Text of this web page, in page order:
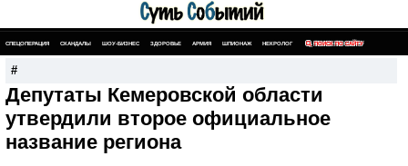
СПЕЦОПЕРАЦИЯ СКАНДАЛЫ ШОУ-БИЗНЕС ЗДОРОВЬЕ АРМИЯ ШПИОНАЖ НЕКРОЛОГ ПОИСК ПО САЙТУ
#
Депутаты Кемеровской области
утвердили второе официальное
название региона